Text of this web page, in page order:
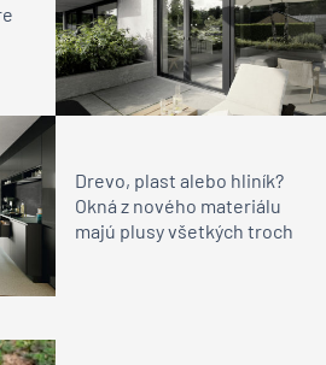
Drevo, plast alebo hliník?
Okná z nového materiálu
majú plusy všetkých troch